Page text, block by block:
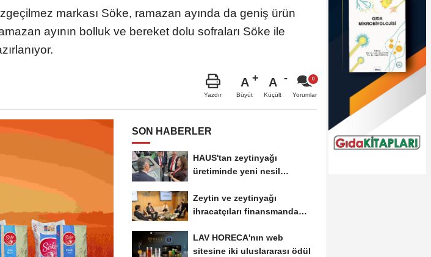
markası Söke, ramazan ayında da geniş ürün
ayının bolluk ve bereket dolu sofraları Söke ile
Yazdır
A
Büyüt
A
Küçült Yorumlar
SON HABERLER
HAUS'tan zeytinyağı
üretiminde yeni nesil
Zeytin ve zeytinyağı
ihracatçıları finansmanda
LAV HORECA'nın web
sitesine iki uluslararası ödül